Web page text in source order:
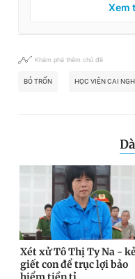
Xem
Khám phá thêm chủ đề
BỎ TRỐN HỌC VIÊN CAI